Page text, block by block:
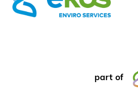
part of